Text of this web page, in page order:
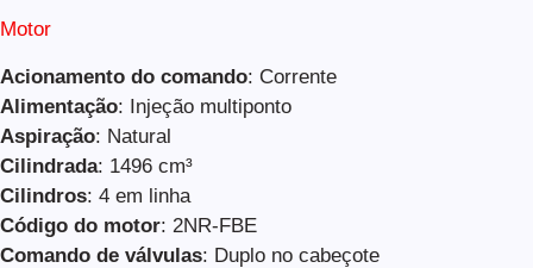
Motor
Acionamento do comando: Corrente
Alimentação: Injeção multiponto
Aspiração: Natural
Cilindrada: 1496 cm³
Cilindros: 4 em linha
Código do motor: 2NR-FBE
Comando de válvulas: Duplo no cabeçote